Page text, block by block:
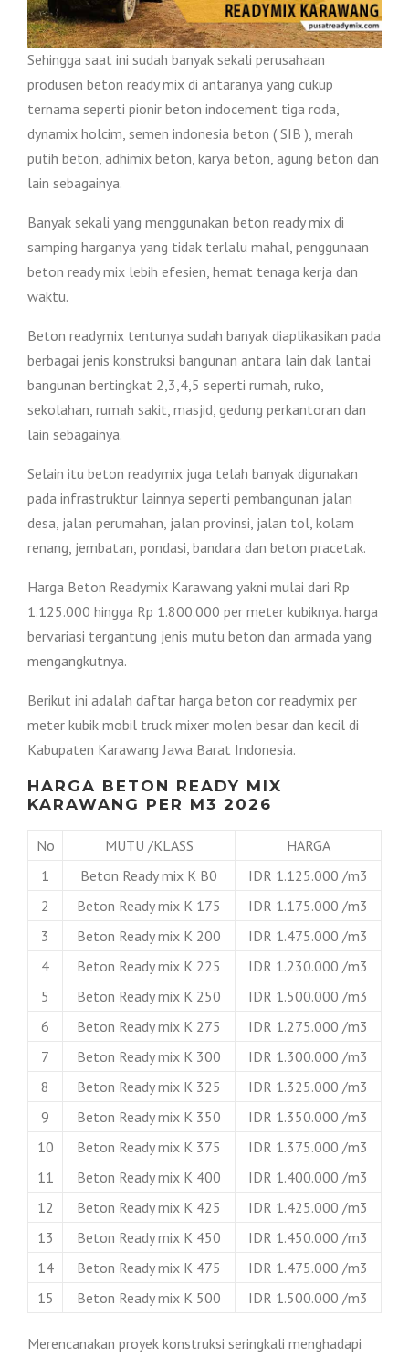
Sehingga saat ini sudah banyak sekali perusahaan
produsen beton ready mix di antaranya yang cukup
ternama seperti pionir beton indocement tiga roda,
dynamix holcim, semen indonesia beton ( SIB ), merah
putih beton, adhimix beton, karya beton, agung beton dan
lain sebagainya.
Banyak sekali yang menggunakan beton ready mix di
samping harganya yang tidak terlalu mahal, penggunaan
beton ready mix lebih efesien, hemat tenaga kerja dan
waktu.
Beton readymix tentunya sudah banyak diaplikasikan pada
berbagai jenis konstruksi bangunan antara lain dak lantai
bangunan bertingkat 2,3,4,5 seperti rumah, ruko,
sekolahan, rumah sakit, masjid, gedung perkantoran dan
lain sebagainya.
Selain itu beton readymix juga telah banyak digunakan
pada infrastruktur lainnya seperti pembangunan jalan
desa, jalan perumahan, jalan provinsi, jalan tol, kolam
renang, jembatan, pondasi, bandara dan beton pracetak.
Harga Beton Readymix Karawang yakni mulai dari Rp
1.125.000 hingga Rp 1.800.000 per meter kubiknya. harga
bervariasi tergantung jenis mutu beton dan armada yang
mengangkutnya.
Berikut ini adalah daftar harga beton cor readymix per
meter kubik mobil truck mixer molen besar dan kecil di
Kabupaten Karawang Jawa Barat Indonesia.
HARGA BETON READY MIX
KARAWANG PER M3 2026
No MUTU /KLASS
HARGA
1
Beton Ready mix K B0
IDR 1.125.000 /m3
2
Beton Ready mix K 175
IDR 1.175.000 /m3
3
Beton Ready mix K 200
IDR 1.475.000 /m3
4
Beton Ready mix K 225
IDR 1.230.000 /m3
5
Beton Ready mix K 250
IDR 1.500.000 /m3
6
Beton Ready mix K 275
IDR 1.275.000 /m3
7
Beton Ready mix K 300
IDR 1.300.000 /m3
8
Beton Ready mix K 325
IDR 1.325.000 /m3
9
Beton Ready mix K 350
IDR 1.350.000 /m3
10
Beton Ready mix K 375
IDR 1.375.000 /m3
11
Beton Ready mix K 400
IDR 1.400.000 /m3
12
Beton Ready mix K 425
IDR 1.425.000 /m3
13
Beton Ready mix K 450
IDR 1.450.000 /m3
14
Beton Ready mix K 475
IDR 1.475.000 /m3
15
Beton Ready mix K 500 IDR 1.500.000 /m3
Merencanakan proyek konstruksi seringkali menghadapi